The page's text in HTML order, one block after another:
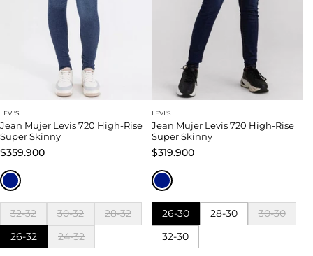
LEVI'S
Jean Mujer Levis 720 High-Rise
Super Skinny
$359.900
32-32 30-32
28-32
26-32
24-32
LEVI'S
Jean Mujer Levis 720 High-Rise
Super Skinny
$319.900
26-30 28-30
30-30
32-30